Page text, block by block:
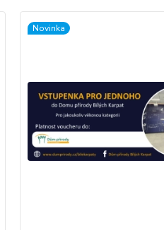
Novinka